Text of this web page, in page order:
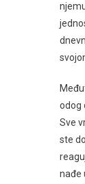
odog
Sve
ste
nađe